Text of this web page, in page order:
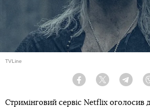
TVLine
Facebook Twitter
Стримінговий сервіс Netflix оголосив